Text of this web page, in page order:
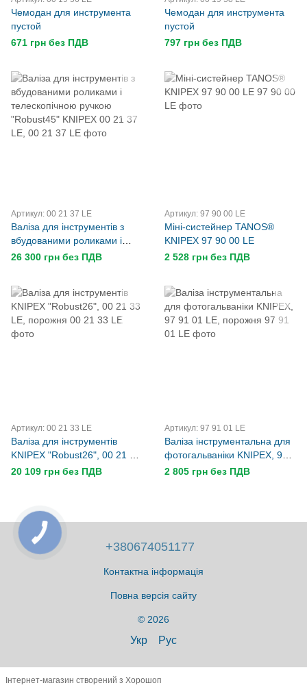
Чемодан для инструмента
пустой
671 грн без ПДВ
Чемодан для инструмента
пустой
797 грн без ПДВ
Артикул: 00 21 37 LE
Валіза для інструментів з
вбудованими роликами і
телескопічною ручкою
26 300 грн без ПДВ
Артикул: 97 90 00 LE
Mіні-систейнер TANOS®
KNIPEX 97 90 00 LE
2 528 грн без ПДВ
Артикул: 00 21 33 LE
Валіза для інструментів
KNIPEX "Robust26", 00 21 33
LE, порожня
20 109 грн без ПДВ
Артикул: 97 91 01 LE
Валіза інструментальна для
фотогальваніки KNIPEX, 97
91 01 LE, порожня
2 805 грн без ПДВ
+380674051177
Контактна інформація
Повна версія сайту
© 2026
Укр Рус
Інтернет-магазин створений з Хорошоп